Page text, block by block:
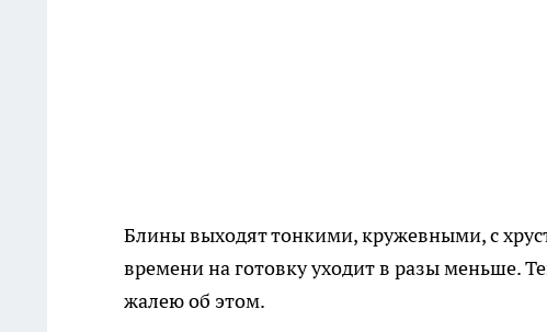
Блины выходят тонкими, кружевными, с
времени на готовку уходит в разы меньше.
жалею об этом.